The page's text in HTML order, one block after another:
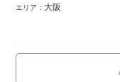
エリア： 大阪